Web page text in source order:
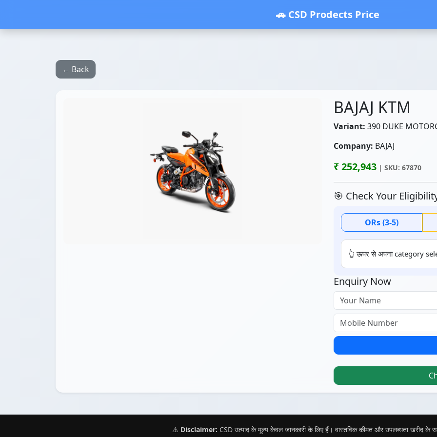
🚗 CSD Prodects Price
← Back
BAJAJ KTM
Variant: 390 DUKE
Company: BAJAJ
₹ 252,943 | SKU: 67870
🎯 Check Your
ORs (3-5)
👆 ऊपर से अपना category
Enquiry Now
⚠️ Disclaimer: CSD उत्पाद के मूल्य केवल जानकारी के लिए हैं। वास्तविक कीमत और उपलब्धता खरीद के